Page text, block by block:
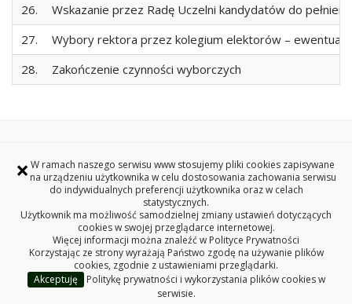
× W ramach naszego serwisu www stosujemy pliki cookies zapisywane
na urządzeniu użytkownika w celu dostosowania zachowania serwisu
do indywidualnych preferencji użytkownika oraz w celach
statystycznych.
Użytkownik ma możliwość samodzielnej zmiany ustawień dotyczących
cookies w swojej przeglądarce internetowej.
Więcej informacji można znaleźć w Polityce Prywatności
Korzystając ze strony wyrażają Państwo zgodę na używanie plików
cookies, zgodnie z ustawieniami przeglądarki.
Akceptuję
Politykę prywatności i wykorzystania plików cookies w
serwisie.
26.
Wskazanie przez Radę Uczelni kandydatów do
27.
Wybory rektora przez kolegium elektorów –
28.
Zakończenie czynności wyborczych
Deklaracja dostępności
Polityka prywatności
WYBORY 2024
POLITECHNIKA BIAŁOSTOCKA
ul. Wiejska 45A, 15-351 Białystok
Copyright © 2026 Politechnika Białostocka